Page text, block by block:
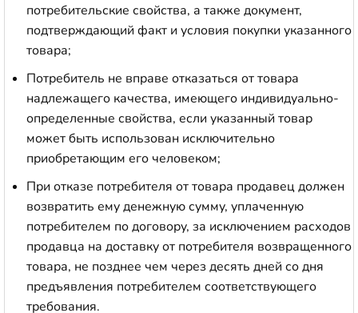
потребительские свойства, а также документ,
подтверждающий факт и условия покупки указанного
товара;
Потребитель не вправе отказаться от товара
надлежащего качества, имеющего индивидуально-
определенные свойства, если указанный товар
может быть использован исключительно
приобретающим его человеком;
При отказе потребителя от товара продавец должен
возвратить ему денежную сумму, уплаченную
потребителем по договору, за исключением расходов
продавца на доставку от потребителя возвращенного
товара, не позднее чем через десять дней со дня
предъявления потребителем соответствующего
требования.